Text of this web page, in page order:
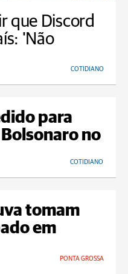
que Discord
'Não
COTIDIANO
para
no
COTIDIANO
tomam
em
PONTA GROSSA